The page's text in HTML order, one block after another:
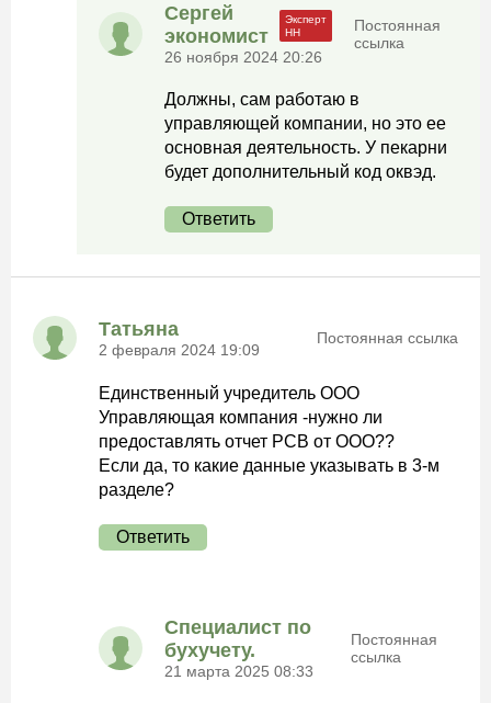
Сергей
экономист
26 ноября 2024 20:26
Постоянная
ссылка
Должны, сам работаю в
управляющей компании, но это ее
основная деятельность. У пекарни
будет дополнительный код оквэд.
Ответить
Татьяна
2 февраля 2024 19:09
Постоянная ссылка
Единственный учредитель ООО
Управляющая компания -нужно ли
предоставлять отчет РСВ от ООО??
Если да, то какие данные указывать в 3-м
разделе?
Ответить
Специалист по
бухучету.
21 марта 2025 08:33
Постоянная
ссылка